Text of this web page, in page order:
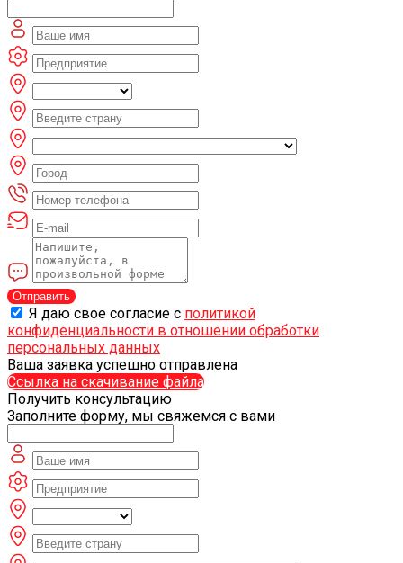
Отправить
Я даю свое согласие с политикой
конфиденциальности в отношении обработки
персональных данных
Ваша заявка успешно отправлена
Ссылка на скачивание файла
Получить консультацию
Заполните форму, мы свяжемся с вами